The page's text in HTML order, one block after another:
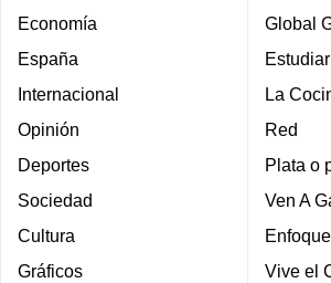
Economía
España
Internacional
Opinión
Deportes
Sociedad
Cultura
Gráficos
Global
La
Red
Plata o
Ven A
Enfoque
Vive el